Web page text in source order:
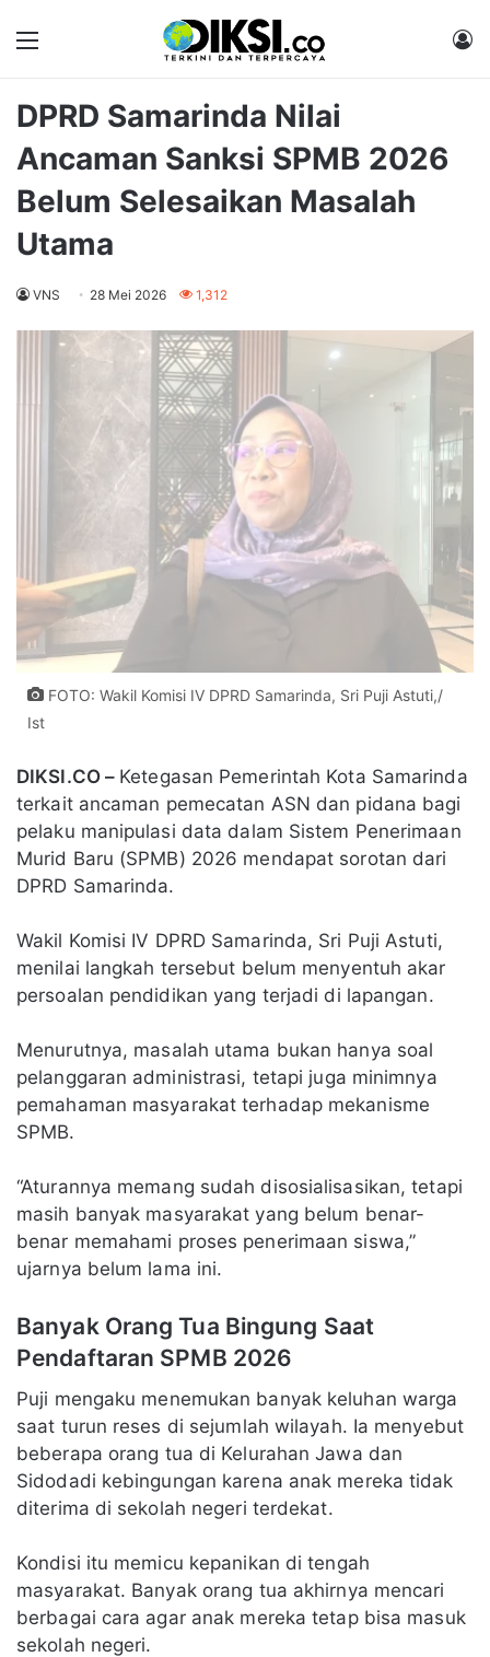
Menu
DPRD Samarinda Nilai
Ancaman Sanksi SPMB 2026
Belum Selesaikan Masalah
Utama
VNS 28 Mei 2026 1,312
FOTO: Wakil Komisi IV DPRD Samarinda, Sri Puji Astuti,/
Ist
DIKSI.CO – Ketegasan Pemerintah Kota Samarinda
terkait ancaman pemecatan ASN dan pidana bagi
pelaku manipulasi data dalam Sistem Penerimaan
Murid Baru (SPMB) 2026 mendapat sorotan dari
DPRD Samarinda.
Wakil Komisi IV DPRD Samarinda, Sri Puji Astuti,
menilai langkah tersebut belum menyentuh akar
persoalan pendidikan yang terjadi di lapangan.
Menurutnya, masalah utama bukan hanya soal
pelanggaran administrasi, tetapi juga minimnya
pemahaman masyarakat terhadap mekanisme
SPMB.
“Aturannya memang sudah disosialisasikan, tetapi
masih banyak masyarakat yang belum benar-
benar memahami proses penerimaan siswa,”
ujarnya belum lama ini.
Banyak Orang Tua Bingung Saat
Pendaftaran SPMB 2026
Puji mengaku menemukan banyak keluhan warga
saat turun reses di sejumlah wilayah. Ia menyebut
beberapa orang tua di Kelurahan Jawa dan
Sidodadi kebingungan karena anak mereka tidak
diterima di sekolah negeri terdekat.
Kondisi itu memicu kepanikan di tengah
masyarakat. Banyak orang tua akhirnya mencari
berbagai cara agar anak mereka tetap bisa masuk
sekolah negeri.